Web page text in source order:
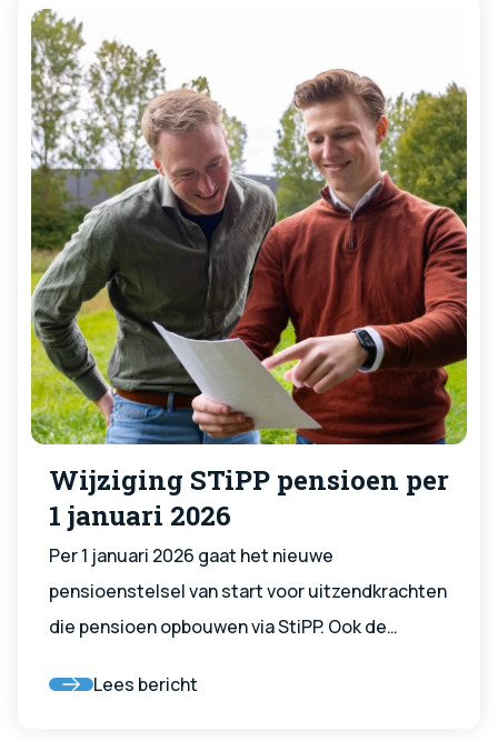
Wijziging STiPP pensioen per
1 januari 2026
Per 1 januari 2026 gaat het nieuwe
pensioenstelsel van start voor uitzendkrachten
die pensioen opbouwen via StiPP. Ook de
datum.
Lees bericht